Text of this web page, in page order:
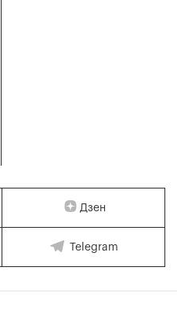
Дзен
Telegram